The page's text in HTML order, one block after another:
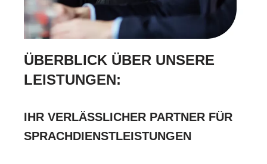
ÜBERBLICK ÜBER UNSERE
LEISTUNGEN:
IHR VERLÄSSLICHER PARTNER FÜR
SPRACHDIENSTLEISTUNGEN